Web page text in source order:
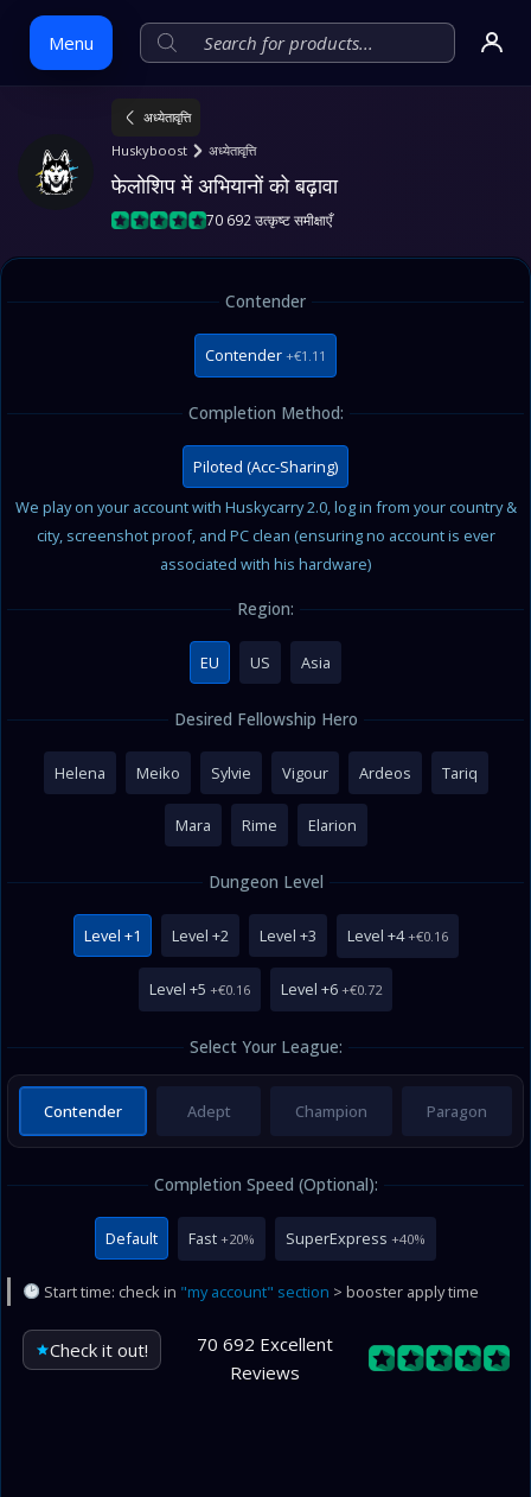
Menu
Skip
अध्येतावृत्ति
Huskyboost
अध्येतावृत्ति
फेलोशिप में अभियानों को बढ़ावा
70 692 उत्कृष्ट समीक्षाएँ
Contender
Contender +€1.11
Completion Method:
Piloted (Acc-Sharing)
We play on your account with Huskycarry 2.0, log in from your country &
city, screenshot proof, and PC clean (ensuring no account is ever
associated with his hardware)
Region:
EU US Asia
Desired Fellowship Hero
Helena Meiko Sylvie Vigour Ardeos Tariq
Mara Rime Elarion
Dungeon Level
Level +1 Level +2 Level +3 Level +4+€0.16
Level +5 +€0.16 Level +6 +€0.72
Select Your League:
Contender Adept Champion Paragon
Completion Speed (Optional):
Default Fast +20% SuperExpress +40%
Start time: check in "my account" section > booster apply time
Check it out!
70 692 Excellent
Reviews